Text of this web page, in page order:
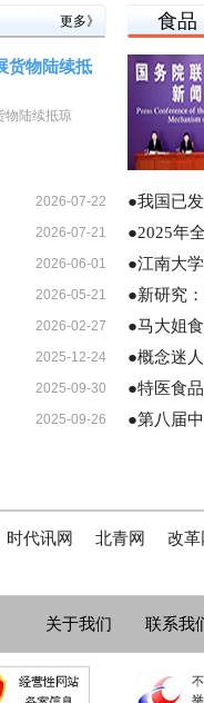
更多》
货物陆续抵
物陆续抵琼
2026-07-22
2026-07-21
2026-06-01
2026-05-21
2026-02-27
2025-12-24
2025-09-30
2025-09-26
食品
●我国已
●2025年
●江南大
●新研究
●马大姐
●概念迷
●特医食
●第八届
时代讯网 北青网 改革
关于我们 联系我